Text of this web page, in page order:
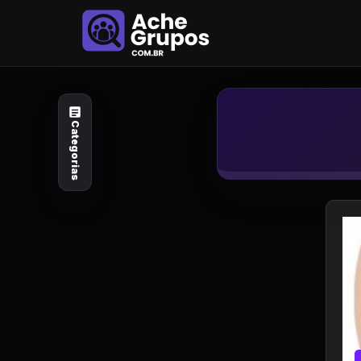
Explore por
assunto
Animais e Natureza
Arte e Design
Categorias